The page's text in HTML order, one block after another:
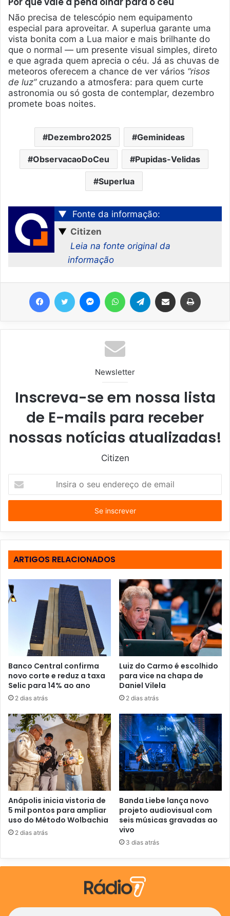
Não precisa de telescópio nem equipamento
especial para aproveitar. A superlua garante uma
vista bonita com a Lua maior e mais brilhante do
que o normal — um presente visual simples, direto
e que agrada quem aprecia o céu. Já as chuvas de
meteoros oferecem a chance de ver vários “risos
de luz”cruzando a atmosfera: para quem curte
astronomia ou só gosta de contemplar, dezembro
promete boas noites.
Dezembro2025 Geminideas
ObservacaoDoCeu Pupidas-Velidas
Superlua
▼
Fonte da informação:
▼ Citizen
Leia na fonte original da
informação
Newsletter
Inscreva-se em nossa lista
de E-mails para receber
nossas notícias atualizadas!
Citizen
s
r
a
e
n
o
d
e
e
a
i
l
ARTIGOS RELACIONADOS
Banco Central confirma
novo corte e reduz a taxa
Selic para 14% ao ano
2 dias atrás
Luiz do Carmo é escolhido
para vice na chapa de
Daniel Vilela
2 dias atrás
Anápolis inicia vistoria de
5 mil pontos para ampliar
uso do Método Wolbachia
2 dias atrás
Banda Liebe lança novo
projeto audiovisual com
seis músicas gravadas ao
vivo
3 dias atrás